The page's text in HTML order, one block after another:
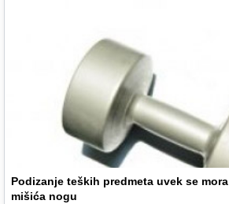
Podizanje teških predmeta uvek se
mišića nogu